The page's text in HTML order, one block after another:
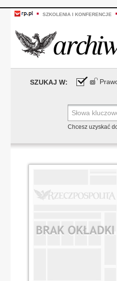
SZKOLENIA I KONFERENCJE
SZUKAJ W:
Chcesz uzyskać